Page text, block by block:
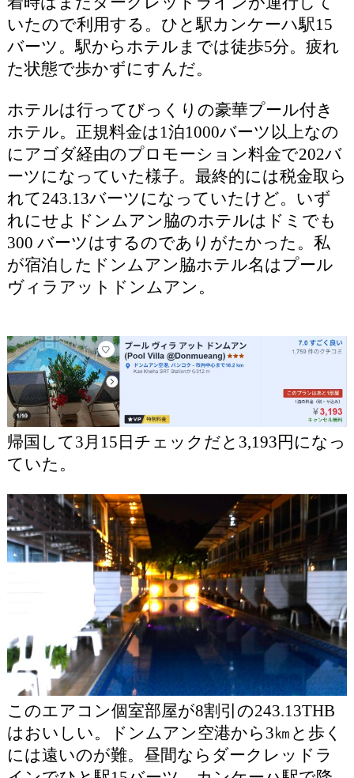
いたので利用する。ひと駅カンケーハ駅15
バーツ。駅からホテルまでは徒歩5分。疲れ
た状態で歩かずにすんだ。
ホテルは行ってびっくりの豪華プール付き
ホテル。正規料金は1泊1000バーツ以上なの
にアゴダ経由のプロモーション料金で202バ
ーツになっていた様子。最終的には税金取ら
れて243.13バーツになっていたけど。いず
れにせよドンムアン脇のホテルはドミでも
300 バーツはするのでありがたかった。私
が宿泊したドンムアン脇ホテル名はプール
ヴィラアットドンムアン。
帰国して3月15日チェックだと3,193円になっ
ていた。
このエアコン個室部屋が8割引の243.13THB
はおいしい。ドンムアン空港から3㎞と歩く
には遠いのが難。昼間ならダークレッドラ